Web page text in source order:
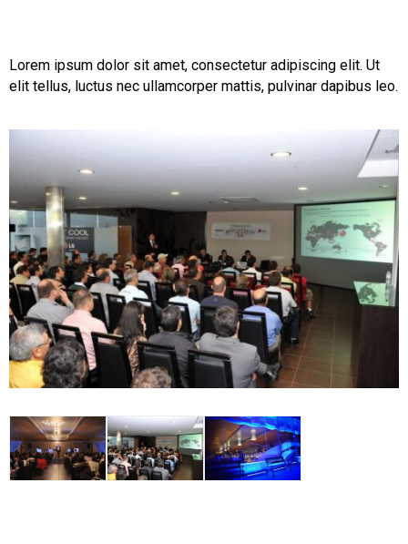
Lorem ipsum dolor sit amet, consectetur adipiscing elit. Ut
elit tellus, luctus nec ullamcorper mattis, pulvinar dapibus leo.